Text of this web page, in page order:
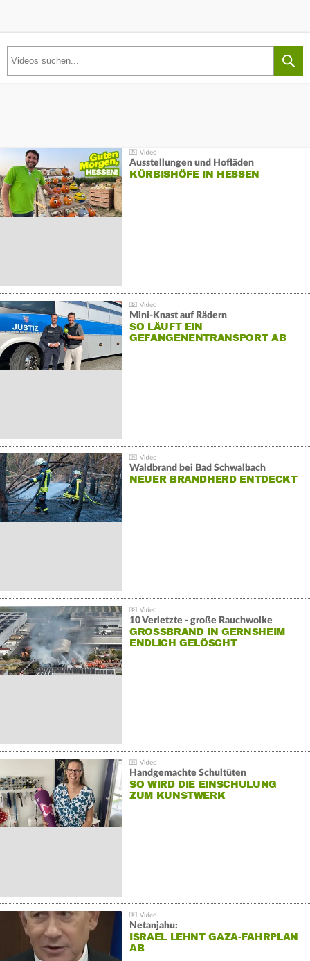
Ausstellungen und Hofläden
KÜRBISHÖFE IN HESSEN
Mini-Knast auf Rädern
SO LÄUFT EIN
GEFANGENENTRANSPORT AB
Waldbrand bei Bad Schwalbach
NEUER BRANDHERD ENTDECKT
10 Verletzte - große Rauchwolke
GROSSBRAND IN GERNSHEIM E
NDLICH GELÖSCHT
Handgemachte Schultüten
SO WIRD DIE EINSCHULUNG
ZUM KUNSTWERK
Netanjahu:
ISRAEL LEHNT GAZA-FAHRPLAN
AB